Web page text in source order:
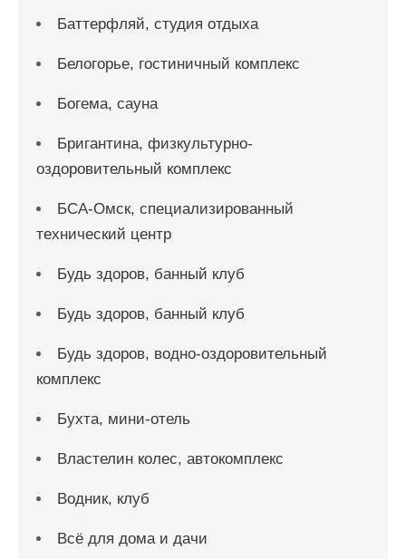
Баттерфляй, студия отдыха
Белогорье, гостиничный комплекс
Богема, сауна
Бригантина, физкультурно-
оздоровительный комплекс
БСА-Омск, специализированный
технический центр
Будь здоров, банный клуб
Будь здоров, банный клуб
Будь здоров, водно-оздоровительный
комплекс
Бухта, мини-отель
Властелин колес, автокомплекс
Водник, клуб
Всё для дома и дачи